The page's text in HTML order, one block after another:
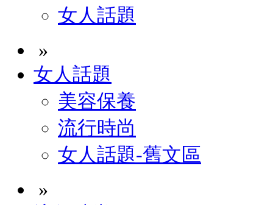
女人話題
»
女人話題
美容保養
流行時尚
女人話題-舊文區
»